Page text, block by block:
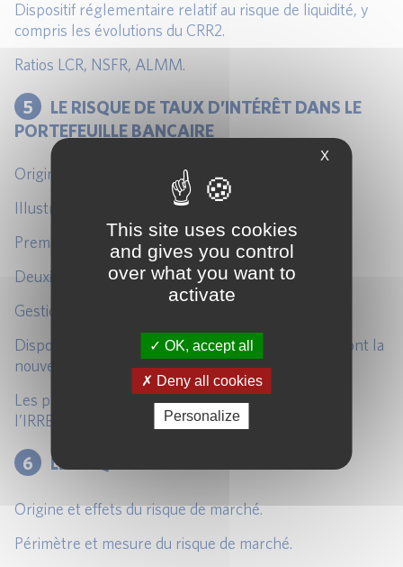
Dispositif réglementaire relatif au risque de liquidité, y
compris les évolutions du CRR2.
Ratios LCR, NSFR, ALMM.
5
LE RISQUE DE TAUX D’INTÉRÊT DANS LE
PORTEFEUILLE BANCAIRE
Origine et effets du risque de taux.
Illustrations du risque de taux.
Première mesure du risque de taux : le gap de taux.
Deuxième mesure du risque de taux : sensibilité.
Gestion du risque de taux.
Dispositif réglementaire relatif au risque de taux, dont la
nouvelle norme IRRBB.
Les principales orientations de l’ABE et les RTS sur
l’IRRBB.
6 LE RISQUE DE MARCHE ET CVA
Origine et effets du risque de marché.
Périmètre et mesure du risque de marché.
X
This site uses cookies
and gives you control
over what you want to
activate
OK, accept all
Deny all cookies
Personalize